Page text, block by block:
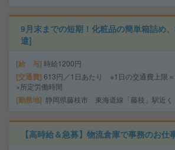
9月末までの短期！化粧品の簡単箱詰め
遣]
給 与 時給1200円
交通費 613円／1日あたり ※1日の交通費上限
×所定労働時間
勤務地 静岡県藤枝市 東海道線「藤枝」駅近く
【高時給＆急募】物流倉庫で事務のお仕